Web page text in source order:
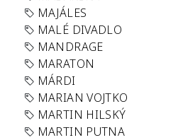
MAJÁLES
MALÉ DIVADLO
MANDRAGE
MARATON
MÁRDI
MARIAN VOJTKO
MARTIN HILSKÝ
MARTIN PUTNA